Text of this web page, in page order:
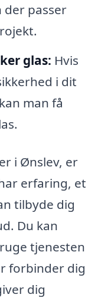
passer
glas: Hvis
i dit
man få
i Ønslev, er
erfaring, et
tilbyde dig
Du kan
tjenesten
forbinder dig
dig